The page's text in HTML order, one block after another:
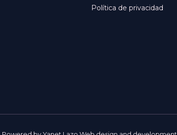
Política de privacidad